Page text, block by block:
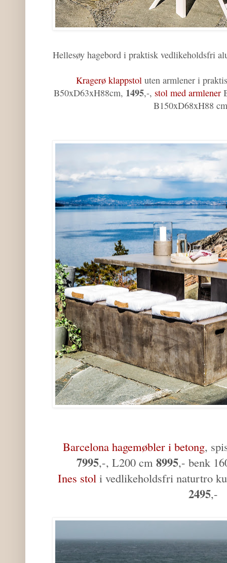
Hellesøy hagebord i praktisk vedlikeholdsfri
Kragerø klappstoluten armlener i
B50xD63xH88cm, 1495,-, stol med armlener
B150xD68xH88
Barcelona hagemøbler i betong,
7995,-, L200 cm8995,- benk
Ines stol i vedlikeholdsfri naturtro
2495,-